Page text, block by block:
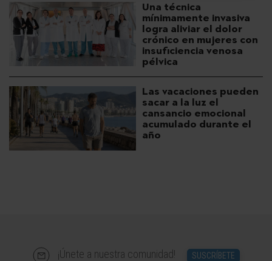
Una técnica
mínimamente invasiva
logra aliviar el dolor
crónico en mujeres con
insuficiencia venosa
pélvica
Las vacaciones pueden
sacar a la luz el
cansancio emocional
acumulado durante el
año
¡Únete a nuestra comunidad! SUSCRÍBETE